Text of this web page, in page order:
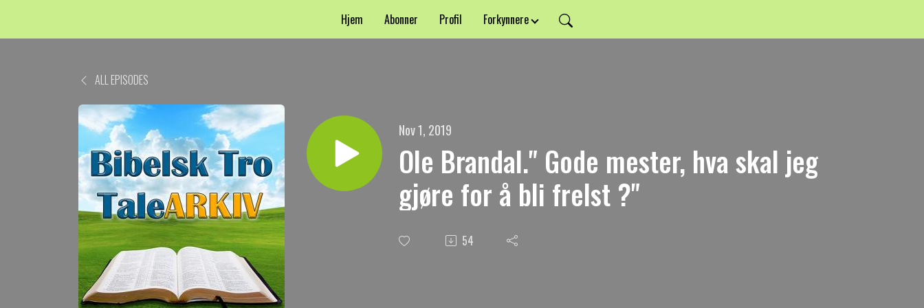
Hjem Abonner Profil Forkynnere
ALL EPISODES
Nov 1, 2019
Ole Brandal." Gode mester, hva skal jeg
gjøre for å bli frelst ?"
54